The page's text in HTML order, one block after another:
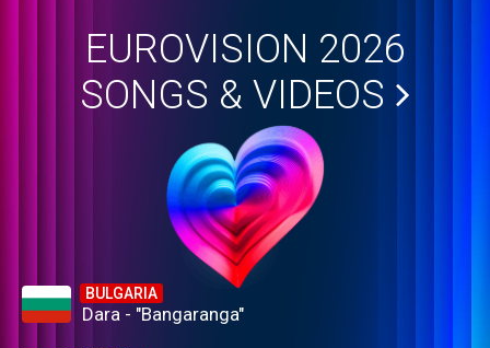
EUROVISION 2026
SONGS & VIDEOS
BULGARIA
Dara - "Bangaranga"